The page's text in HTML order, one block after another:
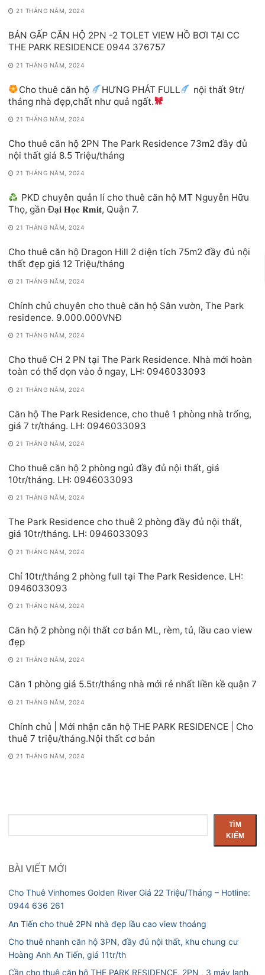
21 THÁNG NĂM, 2024
BÁN GẤP CĂN HỘ 2PN -2 TOLET VIEW HỒ BƠI TẠI CC
THE PARK RESIDENCE 0944 376757
21 THÁNG NĂM, 2024
Cho thuê căn hộ HƯNG PHÁT FULL
nội thất 9tr/
tháng nhà đẹp,chất như quả ngất.
21 THÁNG NĂM, 2024
Cho thuê căn hộ 2PN The Park Residence 73m2 đầy đủ
nội thất giá 8.5 Triệu/tháng
21 THÁNG NĂM, 2024
PKD chuyên quản lí cho thuê căn hộ MT Nguyễn Hữu
Thọ, gần Đ𝐚̣𝐢 𝐇𝐨̣𝐜 𝐑𝐦𝐢𝐭, Quận 7.
21 THÁNG NĂM, 2024
Cho thuê căn hộ Dragon Hill 2 diện tích 75m2 đầy đủ nội
thất đẹp giá 12 Triệu/tháng
21 THÁNG NĂM, 2024
Chính chủ chuyên cho thuê căn hộ Sân vườn, The Park
residence. 9.000.000VNĐ
21 THÁNG NĂM, 2024
Cho thuê CH 2 PN tại The Park Residence. Nhà mới hoàn
toàn có thể dọn vào ở ngay, LH: 0946033093
21 THÁNG NĂM, 2024
Căn hộ The Park Residence, cho thuê 1 phòng nhà trống,
giá 7 tr/tháng. LH: 0946033093
21 THÁNG NĂM, 2024
Cho thuê căn hộ 2 phòng ngủ đầy đủ nội thất, giá
10tr/tháng. LH: 0946033093
21 THÁNG NĂM, 2024
The Park Residence cho thuê 2 phòng đầy đủ nội thất,
giá 10tr/tháng. LH: 0946033093
21 THÁNG NĂM, 2024
Chỉ 10tr/tháng 2 phòng full tại The Park Residence. LH:
0946033093
21 THÁNG NĂM, 2024
Căn hộ 2 phòng nội thất cơ bản ML, rèm, tủ, lầu cao view
đẹp
21 THÁNG NĂM, 2024
Căn 1 phòng giá 5.5tr/tháng nhà mới rẻ nhất liền kề quận 7
21 THÁNG NĂM, 2024
Chính chủ | Mới nhận căn hộ THE PARK RESIDENCE | Cho
thuê 7 triệu/tháng.Nội thất cơ bản
21 THÁNG NĂM, 2024
kiếm
TÌM
KIẾM
BÀI VIẾT MỚI
Cho Thuê Vinhomes Golden River Giá 22 Triệu/Tháng – Hotline:
0944 636 261
An Tiến cho thuê 2PN nhà đẹp lầu cao view thoáng
Cho thuê nhanh căn hộ 3PN, đầy đủ nội thất, khu chung cư
Hoàng Anh An Tiến, giá 11tr/th
Cần cho thuê căn hộ THE PARK RESIDENCE, 2PN , 3 máy lạnh,